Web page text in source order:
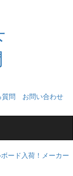
問
お問い合わせ